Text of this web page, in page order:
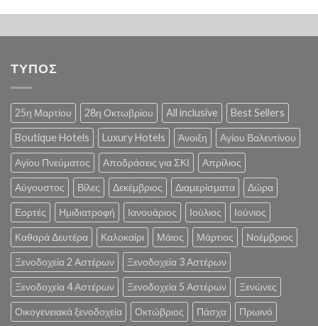
ΤΥΠΟΣ
25η Μαρτίου 28η Οκτωβρίου All inclusive Best Sellers
Boutique Hotels Luxury Hotels Άνοιξη Αγίου Βαλεντίνου
Αγίου Πνεύματος Αποδράσεις για ΣΚΙ Απρίλιος
Αύγουστος Βίλες Δεκέμβριος Διαμερίσματα Δώρα
Εορτές Ημιδιατροφή Ιανουάριος Ιούλιος Ιούνιος
Καθαρά Δευτέρα Καλοκαίρι Μάιος Μάρτιος Νοέμβριος
Ξενοδοχεία 2 Αστέρων Ξενοδοχεία 3 Αστέρων
Ξενοδοχεία 4 Αστέρων Ξενοδοχεία 5 Αστέρων Ξενώνες
Οικογενειακά ξενοδοχεία Οκτώβριος Πάσχα Πρωινό